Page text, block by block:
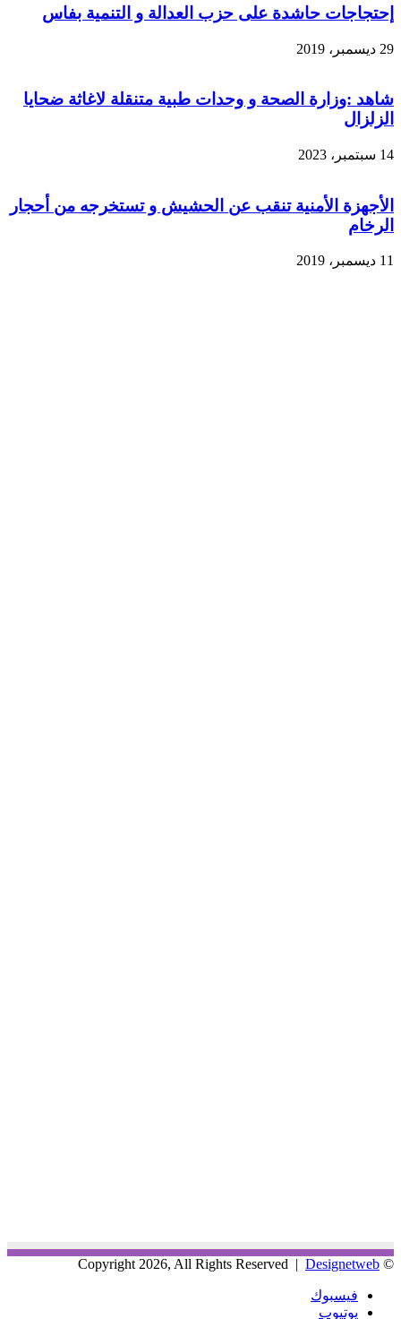
إحتجاجات حاشدة على حزب العدالة و التنمية بفاس
29 ديسمبر، 2019
شاهد :وزارة الصحة و وحدات طبية متنقلة لاغاثة ضحايا
الزلزال
14 سبتمبر، 2023
الأجهزة الأمنية تنقب عن الحشيش و تستخرجه من أحجار
الرخام
11 ديسمبر، 2019
© Copyright 2026, All Rights Reserved |
Designetweb
فيسبوك
يوتيوب